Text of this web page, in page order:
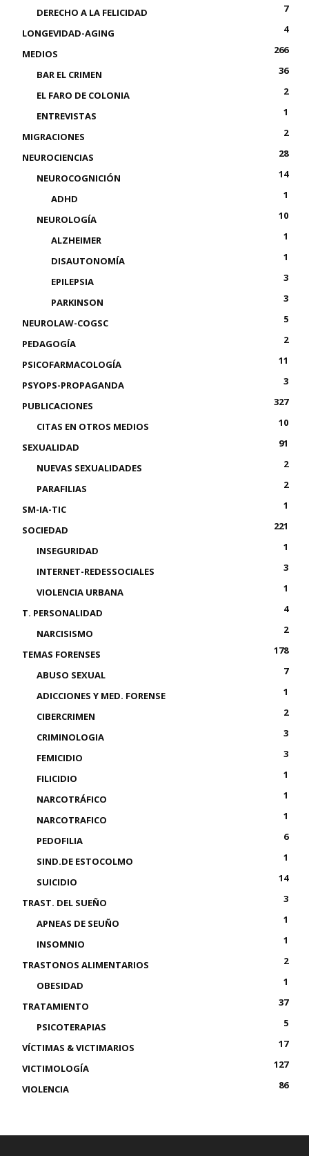
DERECHO A LA FELICIDAD
7
LONGEVIDAD-AGING
4
MEDIOS
266
BAR EL CRIMEN
36
EL FARO DE COLONIA
2
ENTREVISTAS
1
MIGRACIONES
2
NEUROCIENCIAS
28
NEUROCOGNICIÓN
14
ADHD
1
NEUROLOGÍA
10
ALZHEIMER
1
DISAUTONOMÍA
1
EPILEPSIA
3
PARKINSON
3
NEUROLAW-COGSC
5
PEDAGOGÍA
2
PSICOFARMACOLOGÍA
11
PSYOPS-PROPAGANDA
3
PUBLICACIONES
327
CITAS EN OTROS MEDIOS
10
SEXUALIDAD
91
NUEVAS SEXUALIDADES
2
PARAFILIAS
2
SM-IA-TIC
1
SOCIEDAD
221
INSEGURIDAD
1
INTERNET-REDESSOCIALES
3
VIOLENCIA URBANA
1
T. PERSONALIDAD
4
NARCISISMO
2
TEMAS FORENSES
178
ABUSO SEXUAL
7
ADICCIONES Y MED. FORENSE
1
CIBERCRIMEN
2
CRIMINOLOGIA
3
FEMICIDIO
3
FILICIDIO
1
NARCOTRÁFICO
1
NARCOTRAFICO
1
PEDOFILIA
6
SIND.DE ESTOCOLMO
1
SUICIDIO
14
TRAST. DEL SUEÑO
3
APNEAS DE SEUÑO
1
INSOMNIO
1
TRASTONOS ALIMENTARIOS
2
OBESIDAD
1
TRATAMIENTO
37
PSICOTERAPIAS
5
VÍCTIMAS & VICTIMARIOS
17
VICTIMOLOGÍA
127
VIOLENCIA
86